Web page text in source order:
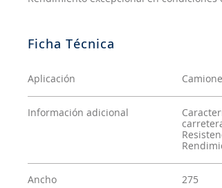
Aplicación
Información adicional
Ancho 275